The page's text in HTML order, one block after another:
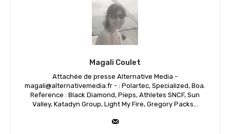
Magali Coulet
Attachée de presse Alternative Media -
magali@alternativemedia.fr - : Polartec, Specialized, Boa.
Reference : Black Diamond, Pieps, Athletes SNCF, Sun
Valley, Katadyn Group, Light My Fire, Gregory Packs...